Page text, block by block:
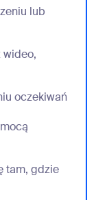
lub
lub
wideo,wideo,
oczekiwańoczekiwań
pomocą
tam, gdzie
się tam, gdzie